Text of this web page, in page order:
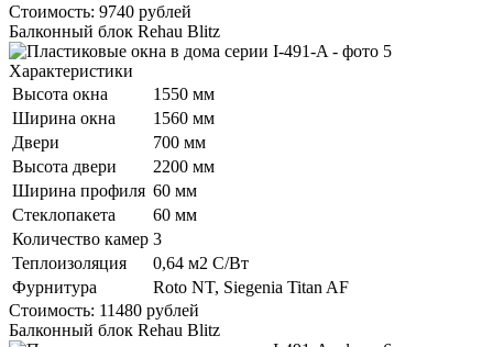
Стоимость: 9740 рублей
Балконный блок Rehau Blitz
Характеристики
Высота окна
1550 мм
Ширина окна
1560 мм
Двери
700 мм
Высота двери
2200 мм
Ширина профиля 60 мм
Стеклопакета
60 мм
Количество камер 3
Теплоизоляция
0,64 м2 С/Вт
Фурнитура
Roto NT, Siegenia Titan AF
Стоимость: 11480 рублей
Балконный блок Rehau Blitz